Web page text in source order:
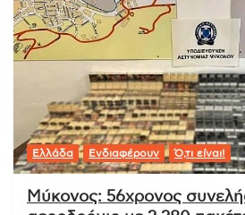
Ελλάδα Ενδιαφέρουν Ό,τι είναι!
Μύκονος: 56χρονος